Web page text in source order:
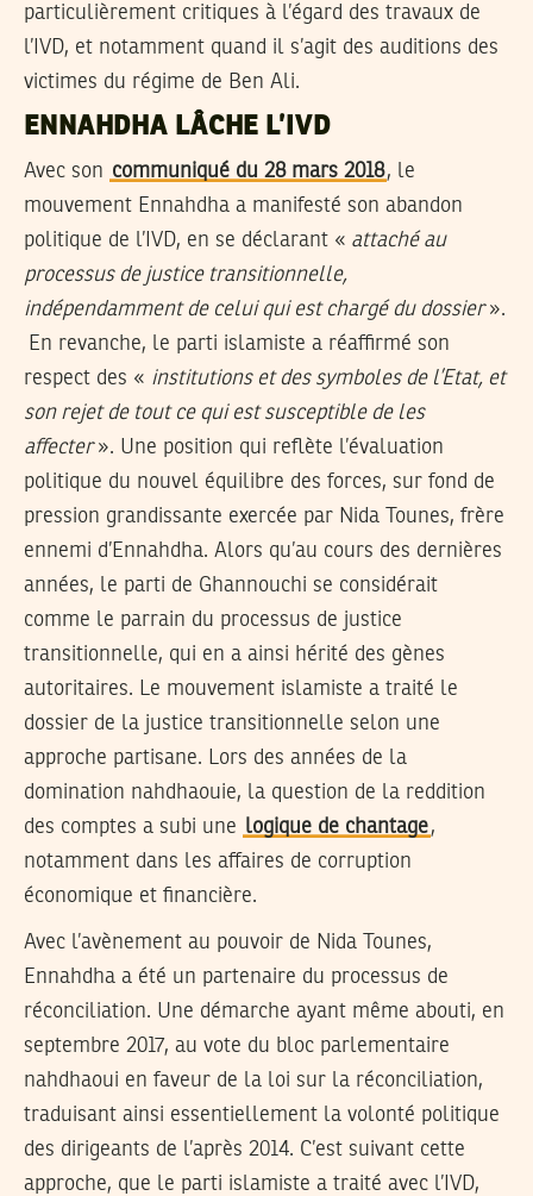
particulièrement critiques à l’égard des travaux de
l’IVD, et notamment quand il s’agit des auditions des
victimes du régime de Ben Ali.
ENNAHDHA LÂCHE L’IVD
Avec son communiqué du 28 mars 2018, le
mouvement Ennahdha a manifesté son abandon
politique de l’IVD, en se déclarant « attaché au
processus de justice transitionnelle,
indépendamment de celui qui est chargé du dossier».
En revanche, le parti islamiste a réaffirmé son
respect des « institutions et des symboles de l’Etat, et
son rejet de tout ce qui est susceptible de les
affecter». Une position qui reflète l’évaluation
politique du nouvel équilibre des forces, sur fond de
pression grandissante exercée par Nida Tounes, frère
ennemi d’Ennahdha. Alors qu’au cours des dernières
années, le parti de Ghannouchi se considérait
comme le parrain du processus de justice
transitionnelle, qui en a ainsi hérité des gènes
autoritaires. Le mouvement islamiste a traité le
dossier de la justice transitionnelle selon une
approche partisane. Lors des années de la
domination nahdhaouie, la question de la reddition
des comptes a subi une logique de chantage,
notamment dans les affaires de corruption
économique et financière.
Avec l’avènement au pouvoir de Nida Tounes,
Ennahdha a été un partenaire du processus de
réconciliation. Une démarche ayant même abouti, en
septembre 2017, au vote du bloc parlementaire
nahdhaoui en faveur de la loi sur la réconciliation,
traduisant ainsi essentiellement la volonté politique
des dirigeants de l’après 2014. C’est suivant cette
approche, que le parti islamiste a traité avec l’IVD,